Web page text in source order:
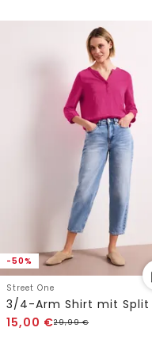
-50%
Street One
15,00 €29,99€